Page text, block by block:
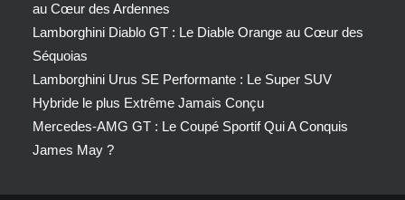
au Cœur des Ardennes
Lamborghini Diablo GT : Le Diable Orange au Cœur des
Séquoias
Lamborghini Urus SE Performante : Le Super SUV
Hybride le plus Extrême Jamais Conçu
Mercedes-AMG GT : Le Coupé Sportif Qui A Conquis
James May ?